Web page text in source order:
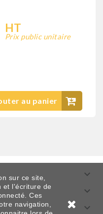
HT
Prix public unitaire
au panier



sur ce site,
et l'écriture de
Ces
navigation,